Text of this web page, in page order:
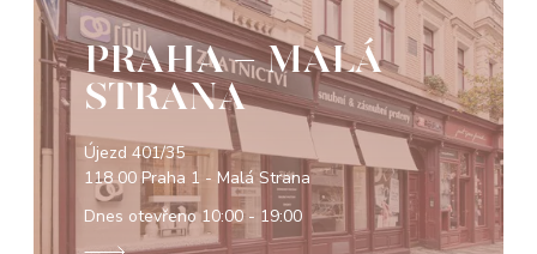
PRAHA - MALÁ
STRANA
Újezd 401/35
118 00 Praha 1 - Malá Strana
Dnes otevřeno10:00 - 19:00